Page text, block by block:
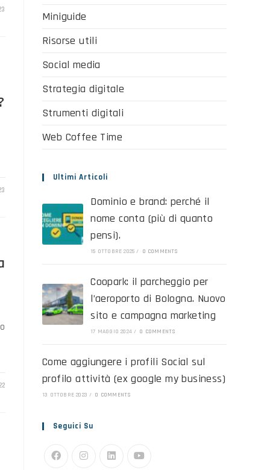
Miniguide
Risorse utili
Social media
Strategia digitale
Strumenti digitali
Web Coffee Time
Ultimi Articoli
Dominio e brand: perché il
nome conta (più di quanto
pensi).
15 OTTOBRE 2025 / 0 COMMENTS
Coopark: il parcheggio per
l’aeroporto di Bologna. Nuovo
sito e campagna marketing
17 MAGGIO 2024 / 0 COMMENTS
Come aggiungere i profili Social sul
profilo attività (ex google my business)
13 OTTOBRE 2023 / 0 COMMENTS
Seguici Su